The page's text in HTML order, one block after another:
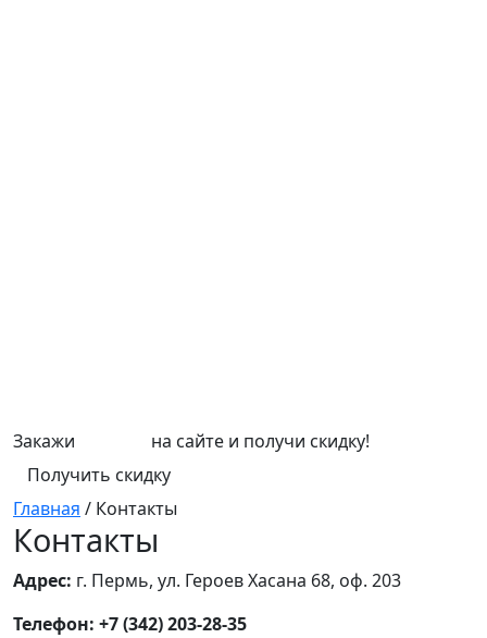
Закажи
на сайте и получи скидку!
Получить скидку
Главная / Контакты
Контакты
Адрес: г. Пермь, ул. Героев Хасана 68, оф. 203
Телефон: +7 (342) 203-28-35